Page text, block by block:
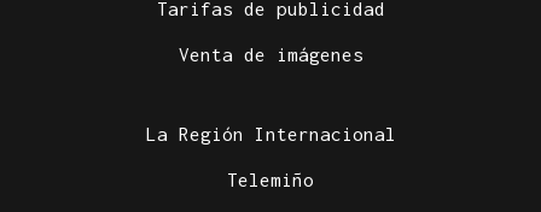
Tarifas de publicidad
Venta de imágenes
La Región Internacional
Telemiño